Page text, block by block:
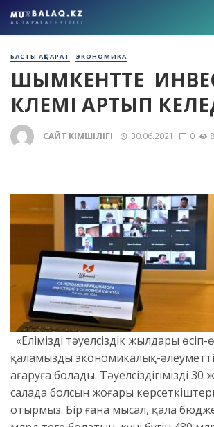
БАСТЫ АҚПАРАТ ЭКОНОМИКА
ШЫМКЕНТТЕ
КӨЛЕМІ АРТЫП
САЙТ ӘКІМШІЛІГІ 30.06.2021 0
«Еліміздің тәуелсіздік жылдары өсіп-
қаламыздың экономикалық-
аңғаруға болады. Тәуелсіздігіміздің
салада болсын жоғары
отырмыз. Бір ғана мысал, қала